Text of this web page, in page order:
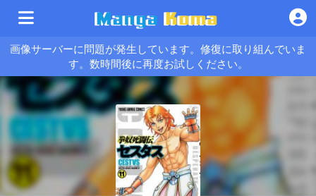
画像サーバーに問題が発生しています。修復に取り組んでいま
す。数時間後に再度お試しください。